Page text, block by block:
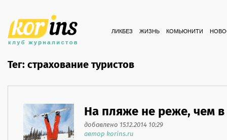
ЛИКБЕЗ ЖИЗНЬ КОМЬЮНИТИ
Тег: страхование туристов
На пляже не реже, чем в
добавлено 15.12.2014 10:29
автор korins.ru